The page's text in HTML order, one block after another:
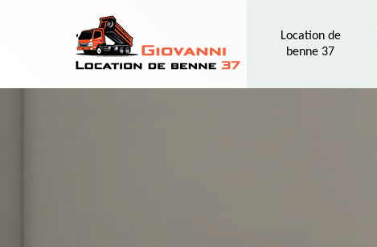
Location de
benne 37